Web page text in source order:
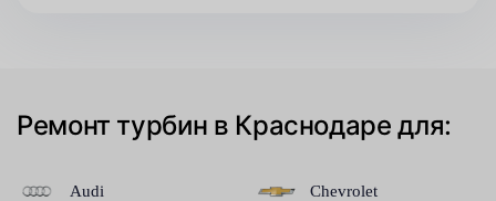
Ремонт турбин в Краснодаре для:
Audi Chevrolet